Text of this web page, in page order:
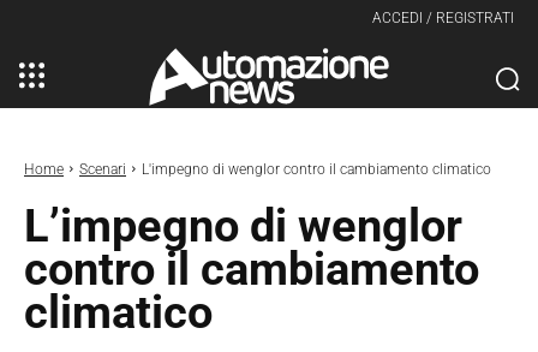
ACCEDI / REGISTRATI
Home Scenari L'impegno di wenglor contro il cambiamento climatico
L’impegno di wenglor
contro il cambiamento
climatico